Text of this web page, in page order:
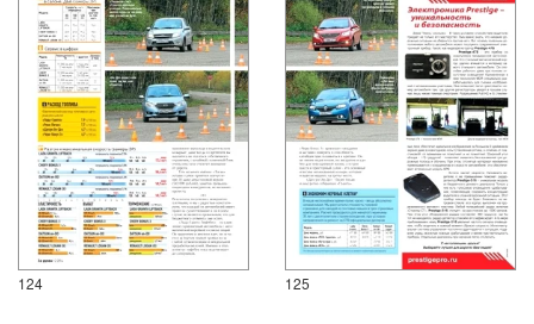
124 125